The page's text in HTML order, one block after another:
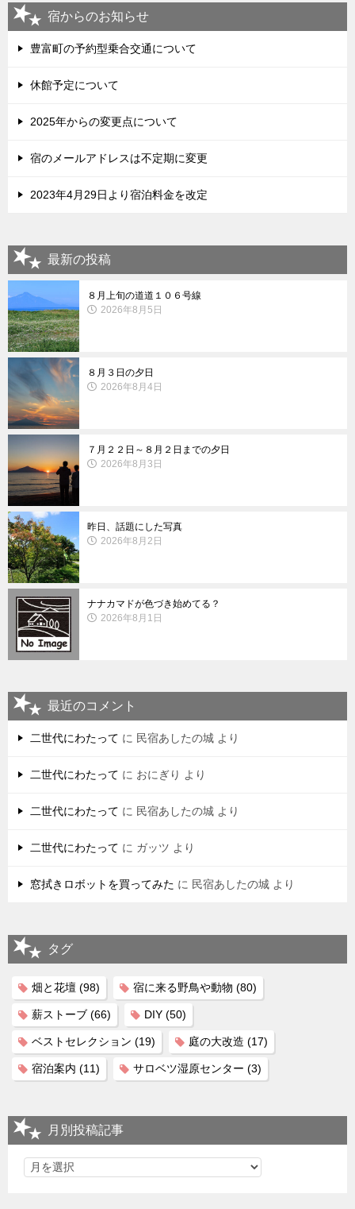
宿からのお知らせ
豊富町の予約型乗合交通について
休館予定について
2025年からの変更点について
宿のメールアドレスは不定期に変更
2023年4月29日より宿泊料金を改定
最新の投稿
８月上旬の道道１０６号線
2026年8月5日
８月３日の夕日
2026年8月4日
７月２２日～８月２日までの夕日
2026年8月3日
昨日、話題にした写真
2026年8月2日
ナナカマドが色づき始めてる？
2026年8月1日
最近のコメント
二世代にわたって に 民宿あしたの城 より
二世代にわたって に おにぎり より
二世代にわたって に 民宿あしたの城 より
二世代にわたって に ガッツ より
窓拭きロボットを買ってみた に 民宿あしたの城 より
タグ
畑と花壇 (98) 宿に来る野鳥や動物 (80)
薪ストーブ (66) DIY (50)
ベストセレクション (19) 庭の大改造 (17)
宿泊案内 (11) サロベツ湿原センター (3)
月別投稿記事